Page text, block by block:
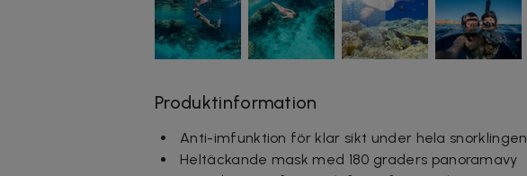
Produktinformation
Anti-imfunktion för klar sikt under hela snorklingen
Heltäckande mask med 180 graders panoramavy